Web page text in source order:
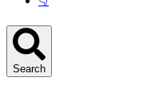
Search